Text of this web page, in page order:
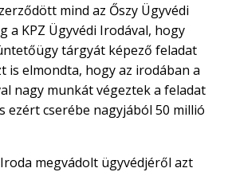
mind az Őszy Ügyvédi
a KPZ Ügyvédi Irodával, hogy
tárgyát képező feladat
is elmondta, hogy az irodában a
nagy munkát végeztek a feladat
ezért cserébe nagyjából 50 millió
Iroda megvádolt ügyvédjéről azt